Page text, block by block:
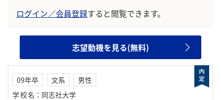
ログイン／会員登録すると閲覧できます。
志望動機を見る(無料)
09年卒 文系
男性
学校名 ： 同志社大学